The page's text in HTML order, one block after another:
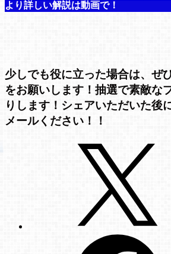
より詳しい解説は動画で！
少しでも役に立った場合は、ぜ
をお願いします！抽選で素敵な
りします！シェアいただいた後
メールください！！